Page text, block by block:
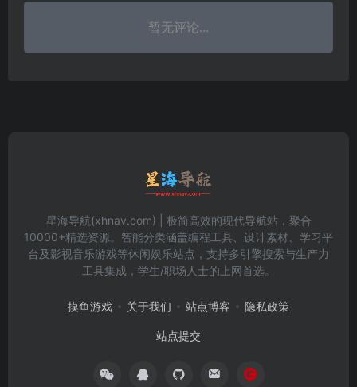
暂无评论...
星海导航(xhnav.com) | 极简高效的现代导航站，聚合
10000+精选资源。智能分类涵盖编程工具、设计素材、学习平
台及影视音乐游戏等休闲娱乐站点，支持多引擎搜索与生产力
工具集成，学生/职场人士的上网首选。
摸鱼游戏 关于我们 站点博客 隐私政策
站点提交